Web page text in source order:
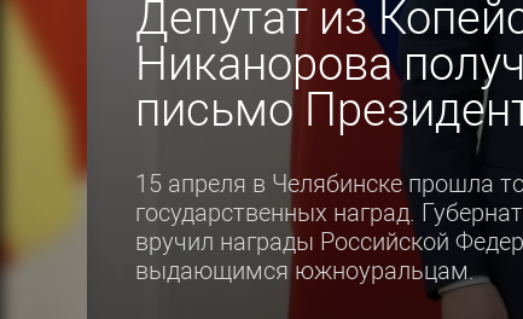
Депутат из
Никанорова
письмо
15 апреля в Челябинске прошла
государственных наград.
вручил награды Российской
выдающимся южноуральцам.